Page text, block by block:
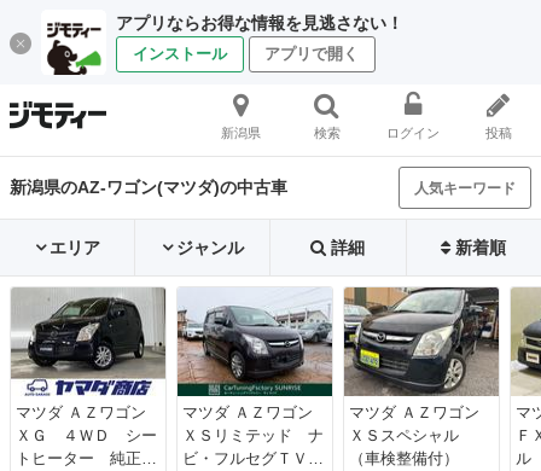
アプリならお得な情報を見逃さない！
インストール アプリで開く
新潟県 検索 ログイン 投稿
新潟県のAZ-ワゴン(マツダ)の中古車 人気キーワード
エリア ジャンル 詳細 新着順
マツダ ＡＺワゴン
ＸＧ ４ＷＤ シー
トヒーター 純正Ｃ
マツダ ＡＺワゴン
ＸＳリミテッド ナ
ビ・フルセグＴＶ・
マツダ ＡＺワゴン
ＸＳスペシャル
（車検整備付）
マ
Ｆ
ル